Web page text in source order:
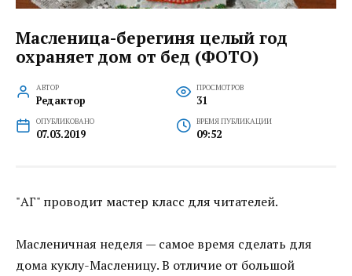
Масленица-берегиня целый год
охраняет дом от бед (ФОТО)
АВТОР
Редактор
ПРОСМОТРОВ
31
ОПУБЛИКОВАНО
07.03.2019
ВРЕМЯ ПУБЛИКАЦИИ
09:52
"АГ" проводит мастер класс для читателей.
Масленичная неделя — самое время сделать для
дома куклу-Масленицу. В отличие от большой